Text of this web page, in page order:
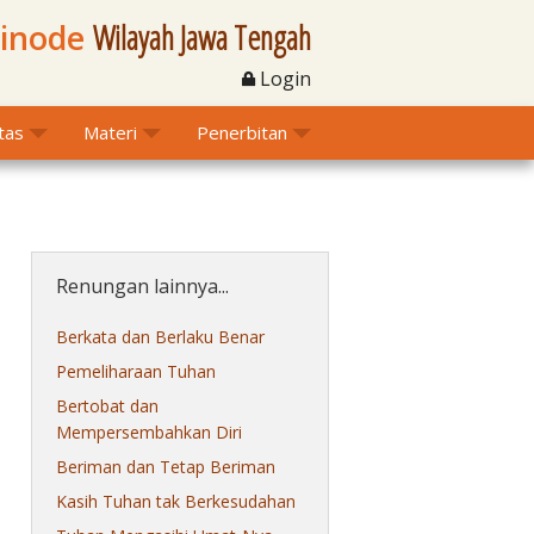
Wilayah Jawa Tengah
Login
Materi Penerbitan
Renungan lainnya...
Berkata dan Berlaku Benar
Pemeliharaan Tuhan
Bertobat dan
Mempersembahkan Diri
Beriman dan Tetap Beriman
Kasih Tuhan tak Berkesudahan